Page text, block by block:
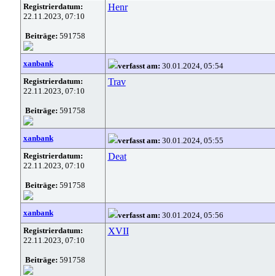
Registrierdatum:
22.11.2023, 07:10
Beiträge: 591758
Henr
xanbank verfasst am: 30.01.2024, 05:54
Registrierdatum:
22.11.2023, 07:10
Beiträge: 591758
Trav
xanbank verfasst am: 30.01.2024, 05:55
Registrierdatum:
22.11.2023, 07:10
Beiträge: 591758
Deat
xanbank verfasst am: 30.01.2024, 05:56
Registrierdatum:
22.11.2023, 07:10
Beiträge: 591758
XVII